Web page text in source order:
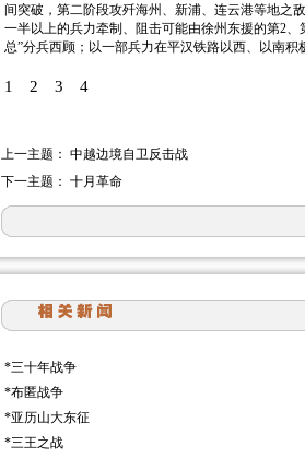
间突破，第二阶段攻歼海州、新浦、连云港等地之
一半以上的兵力牵制、阻击可能由徐州东援的第2
总”分兵西顾；以一部兵力在平汉铁路以西、以南
1 2 3 4
上一主题： 中越边境自卫反击战
下一主题： 十月革命
*三十年战争
*布匿战争
*亚历山大东征
*三王之战